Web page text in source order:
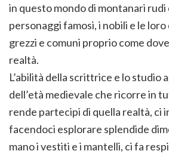
in questo mondo di montanari rudi
personaggi famosi, i nobili e le
grezzi e comuni proprio come
realtà.
L’abilità della scrittrice e lo studio
dell’età medievale che ricorre in
rende partecipi di quella realtà, ci
facendoci esplorare splendide
mano i vestiti e i mantelli, ci fa